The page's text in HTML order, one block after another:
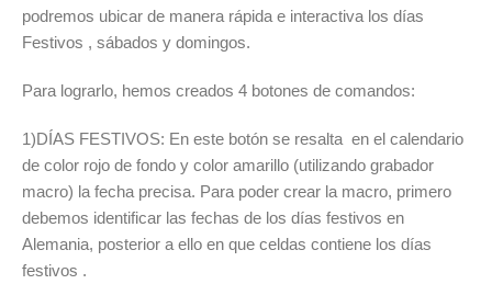
podremos ubicar de manera rápida e interactiva los días
Festivos , sábados y domingos.
Para lograrlo, hemos creados 4 botones de comandos:
1)DÍAS FESTIVOS: En este botón se resalta en el calendario
de color rojo de fondo y color amarillo (utilizando grabador
macro) la fecha precisa. Para poder crear la macro, primero
debemos identificar las fechas de los días festivos en
Alemania, posterior a ello en que celdas contiene los días
festivos .